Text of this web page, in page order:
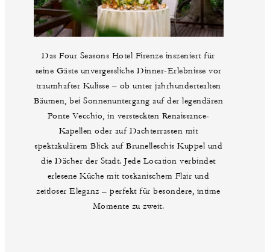
Das Four Seasons Hotel Firenze inszeniert für
seine Gäste unvergessliche Dinner-Erlebnisse vor
traumhafter Kulisse – ob unter jahrhundertealten
Bäumen, bei Sonnenuntergang auf der legendären
Ponte Vecchio, in versteckten Renaissance-
Kapellen oder auf Dachterrassen mit
spektakulärem Blick auf Brunelleschis Kuppel und
die Dächer der Stadt. Jede Location verbindet
erlesene Küche mit toskanischem Flair und
zeitloser Eleganz – perfekt für besondere, intime
Momente zu zweit.